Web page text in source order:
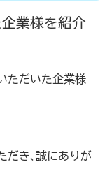
業様を紹介
ただいた企業様
ます｡)
だき､誠にありが